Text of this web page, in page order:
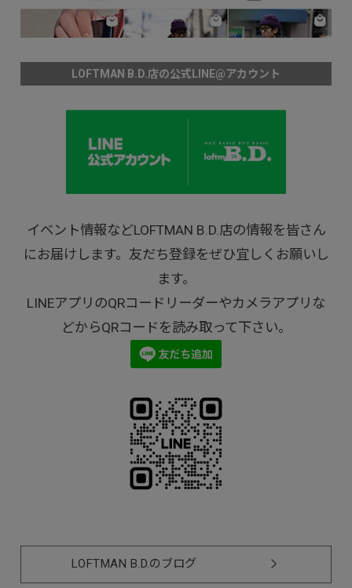
LOFTMAN B.D.店の公式LINE@アカウント
イベント情報などLOFTMAN B.D.店の情報を皆さん
にお届けします。友だち登録をぜひ宜しくお願いし
ます。
LINEアプリのQRコードリーダーやカメラアプリな
どからQRコードを読み取って下さい。
LOFTMAN B.D.のブログ